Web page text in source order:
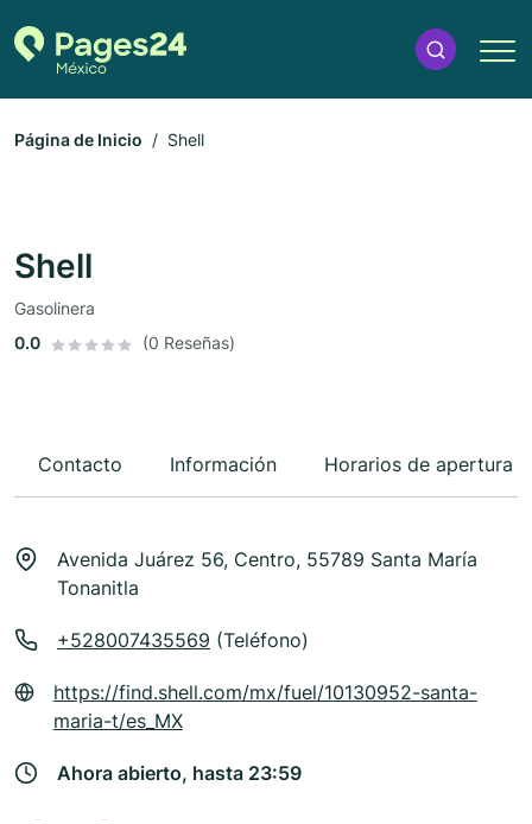
Página de Inicio Shell
Shell
Gasolinera
0.0
(0 Reseñas)
Contacto Información Horarios de apertura
Avenida Juárez 56, Centro, 55789 Santa María
Tonanitla
+528007435569 (Teléfono)
https://find.shell.com/mx/fuel/10130952-santa-
maria-t/es_MX
Ahora abierto, hasta 23:59